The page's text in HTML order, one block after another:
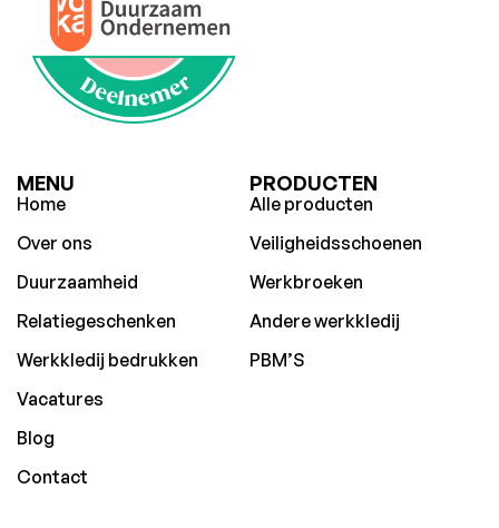
MENU
Home
Over ons
Duurzaamheid
Relatiegeschenken
Werkkledij bedrukken
Vacatures
Blog
Contact
PRODUCTEN
Alle producten
Veiligheidsschoenen
Werkbroeken
Andere werkkledij
PBM’S